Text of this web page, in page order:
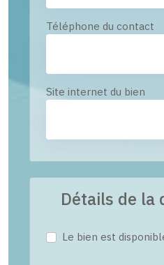
Téléphone du contact
Site internet du bien
Détails de la
Le bien est